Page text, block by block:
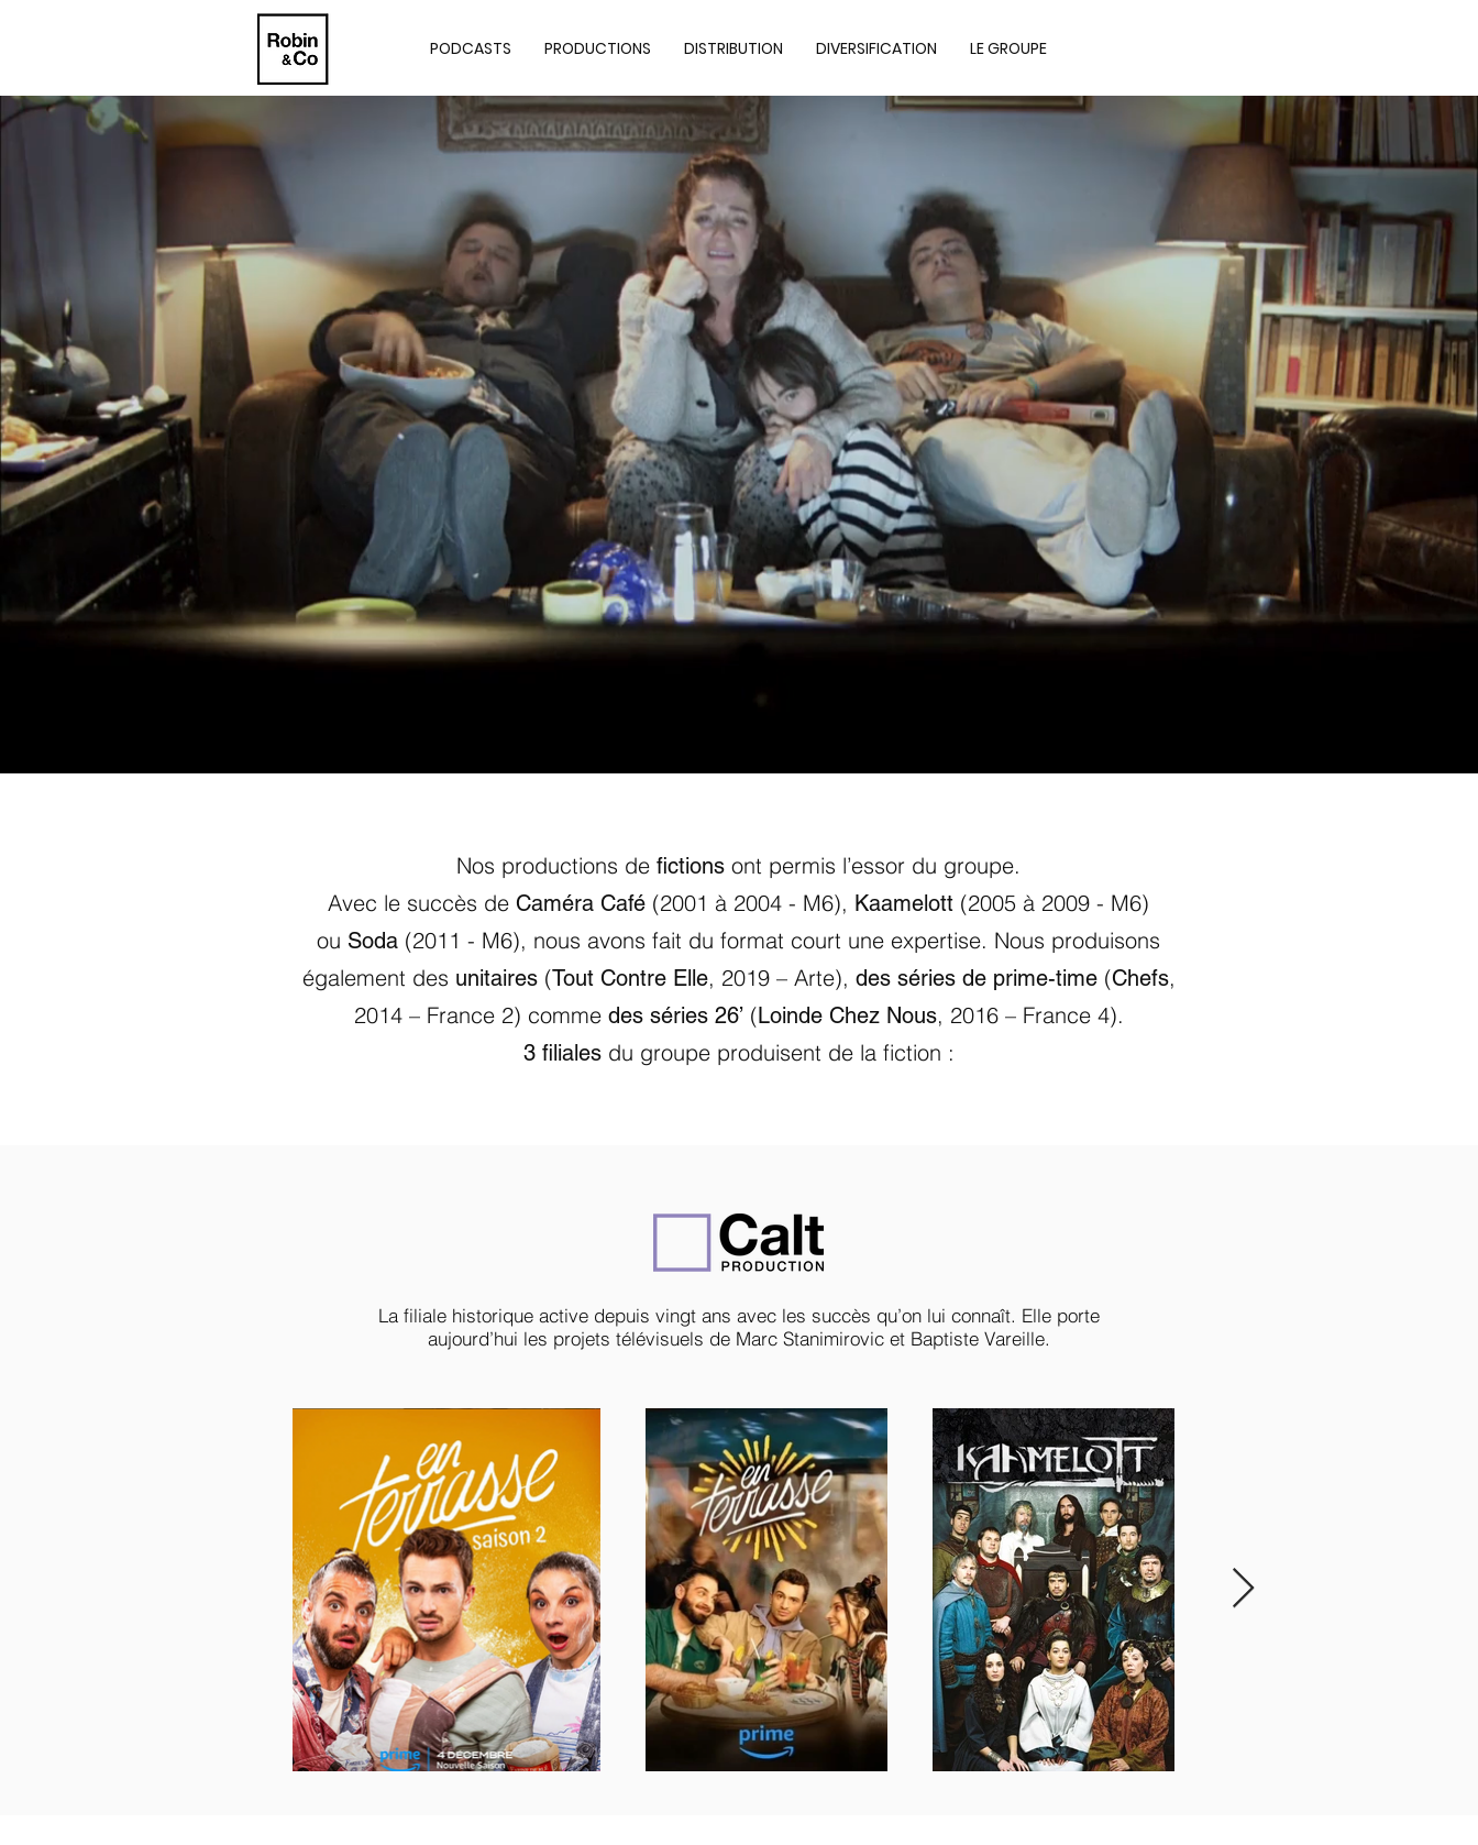
PODCASTS PRODUCTIONS DISTRIBUTION DIVERSIFICATION LE GROUPE
Nos productions de fictions ont permis l’essor du groupe.
Avec le succès de Caméra Café (2001 à 2004 - M6), Kaamelott (2005 à 2009 - M6)
ou Soda (2011 - M6), nous avons fait du format court une expertise. Nous produisons
également des unitaires(Tout Contre Elle, 2019 – Arte), des séries de prime-time(Chefs,
2014 – France 2) comme des séries 26’(Loinde Chez Nous, 2016 – France 4).
3 filialesdu groupe produisent de la fiction :
La filiale historique active depuis vingt ans avec les succès qu’on lui connaît. Elle porte
aujourd’hui les projets télévisuels de Marc Stanimirovic et Baptiste Vareille.